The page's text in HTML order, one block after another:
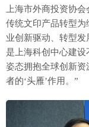
上海市外商投资协
传统文印产品转型
业创新驱动、转型发
是上海科创中心建
姿态拥抱全球创新
者的‘头雁’作用。”